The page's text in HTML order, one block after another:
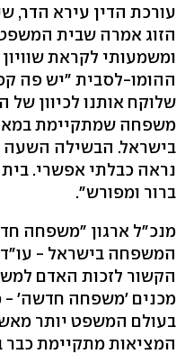
עורכת הדין עירא הדר,
הזוג אמרה שבית
ומשמעותי לקראת
ההומו-לסבית "יש פה
שלוקח אותנו לכיוון
משפחה שמתקיימת
נראה כבלתי אפשרי.
ברור ומפורש".
מנכ"ל ארגון "משפחה
המשפחה בישראל - עו"ד
הקשור לזכות האדם
מכנים 'משפחה חדשה' -
בעולם המשפט יותר
המציאות מתקיימת כבר